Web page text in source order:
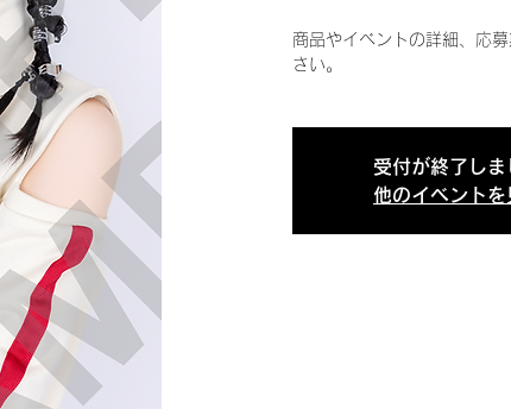
商品やイベントの詳細、応
さい。
受付が終了しま
他のイベントを